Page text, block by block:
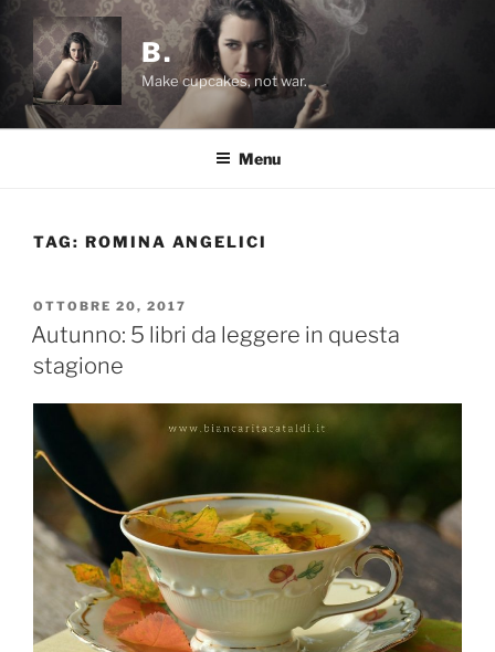
Salta
contenuto
B.
Make cupcakes, not war.
Menu
TAG: ROMINA ANGELICI
PUBBLICATO
IL
OTTOBRE 20, 2017
Autunno: 5 libri da leggere in questa
stagione